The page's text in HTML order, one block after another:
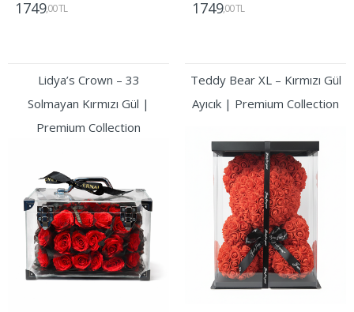
1749,00 TL 1749,00 TL
Lidya’s Crown – 33
Solmayan Kırmızı Gül |
Premium Collection
Teddy Bear XL – Kırmızı Gül
Ayıcık | Premium Collection